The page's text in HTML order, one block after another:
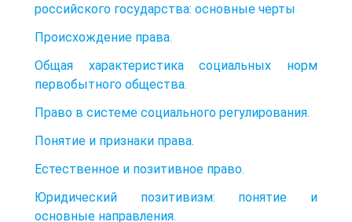
российского государства: основные черты
Происхождение права.
Общая характеристика социальных норм
первобытного общества.
Право в системе социального регулирования.
Понятие и признаки права.
Естественное и позитивное право.
Юридический позитивизм: понятие и
основные направления.